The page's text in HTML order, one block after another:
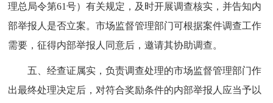
理总局令第61号）有关规定，及时开展调查核实，并告知内
部举报人是否立案。市场监督管理部门可根据案件调查工作
需要，征得内部举报人同意后，邀请其协助调查。
五、经查证属实，负责调查处理的市场监督管理部门作
出最终处理决定后，对符合奖励条件的内部举报人应当予以